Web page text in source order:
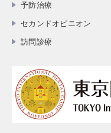
予防治療
セカンドオピニオン
訪問診療